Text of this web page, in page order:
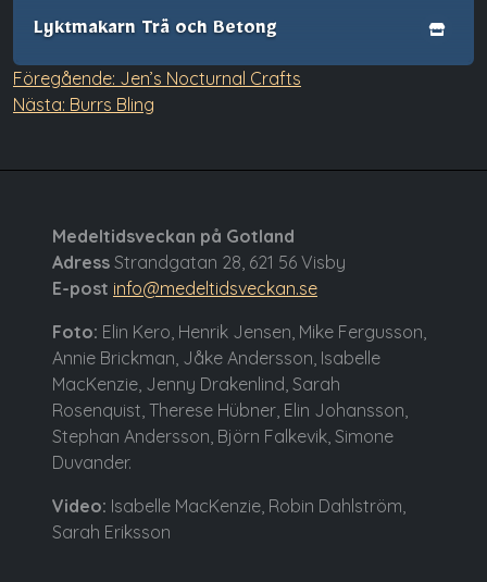
Lyktmakarn Trä och Betong
Inläggsnavigering
Föregående: Jen’s Nocturnal Crafts
Nästa: Burrs Bling
Medeltidsveckan på Gotland
Adress Strandgatan 28, 621 56 Visby
E-post info@medeltidsveckan.se
Foto: Elin Kero, Henrik Jensen, Mike Fergusson,
Annie Brickman, Jåke Andersson, Isabelle
MacKenzie, Jenny Drakenlind, Sarah
Rosenquist, Therese Hübner, Elin Johansson,
Stephan Andersson, Björn Falkevik, Simone
Duvander.
Video: Isabelle MacKenzie, Robin Dahlström,
Sarah Eriksson